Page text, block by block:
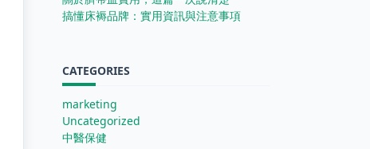
搞懂床褥品牌：實用資訊與注意事項
CATEGORIES
marketing
Uncategorized
中醫保健